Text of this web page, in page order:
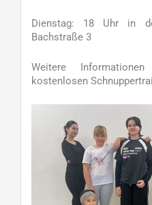
Dienstag: 18 Uhr in
Bachstraße 3
Weitere
kostenlosen